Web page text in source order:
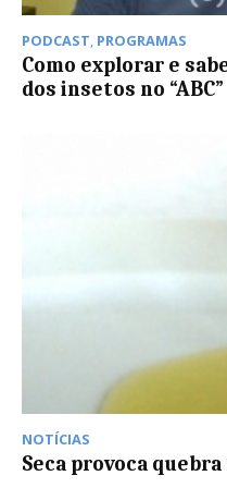
PODCAST, PROGRAMAS
Como explorar e
dos insetos no “ABC”
NOTÍCIAS
Seca provoca